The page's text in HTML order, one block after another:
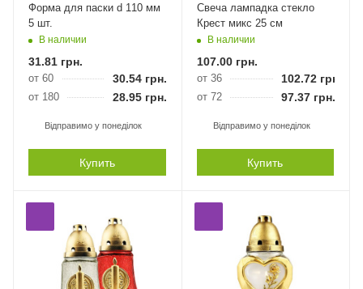
Форма для паски d 110 мм
5 шт.
В наличии
31.81 грн.
от 60 30.54 грн.
от 180 28.95 грн.
Відправимо у понеділок
Купить
Свеча лампадка стекло
Крест микс 25 см
В наличии
107.00грн.
от 36 102.72грн.
от 72 97.37грн.
Відправимо у понеділок
Купить